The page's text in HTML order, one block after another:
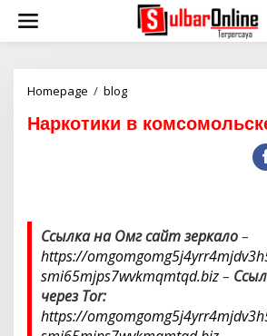
i
Homepage / blog
р
в
к
о
м
о
Наркотики в
Ссылка на Омг сайт зеркало–
https://
smi65mjps7wvkmqmtqd.biz–
через Tor:
https://